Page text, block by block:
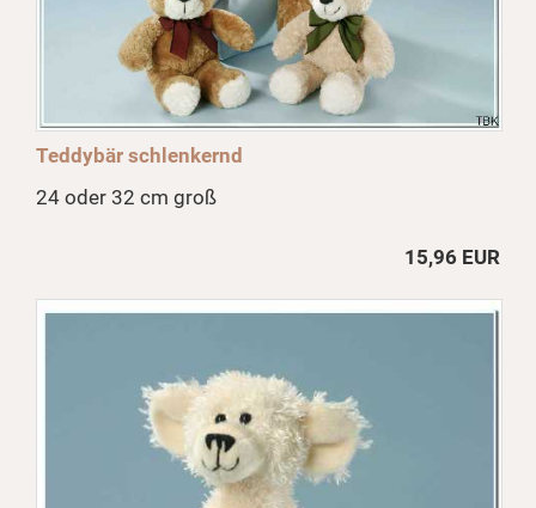
Teddybär schlenkernd
24 oder 32 cm groß
15,96 EUR